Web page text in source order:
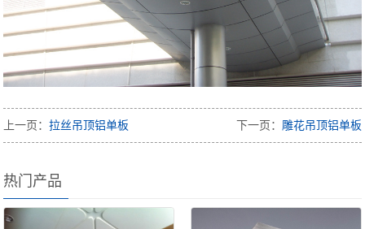
上一页：拉丝吊顶铝单板 下一页： 雕花吊顶铝单板
热门产品